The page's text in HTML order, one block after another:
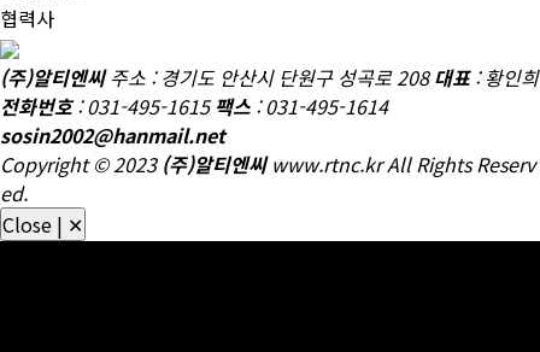
협력사
철도 차량 부품, 고속철도용 부품, 댐퍼, 안전밸브, 압력스위치, 차압
변, 억압변, 감압변, 용하중변 등
(주)알티엔씨주소 : 경기도 안산시 단원구 성곡로 208대표: 황인희
전화번호: 031-495-1615팩스 : 031-495-1614
sosin2002@hanmail.net
Copyright © 2023 (주)알티엔씨www.rtnc.kr All Rights Reserv
ed.
Close | ✕